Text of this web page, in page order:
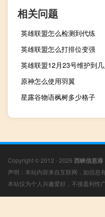
相关问题
英雄联盟怎么检测到代练
英雄联盟怎么打排位变强
英雄联盟12月23号维护到
原神怎么使用羽翼
星露谷物语枫树多少格子
Copyright © 2012 - 2026 西峡信息港
声明：本站内容来自互联网，如信息
本站仅为个人兴趣爱好，不接盈利性